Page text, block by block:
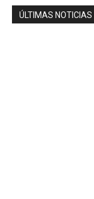
ÚLTIMAS NOTICIAS